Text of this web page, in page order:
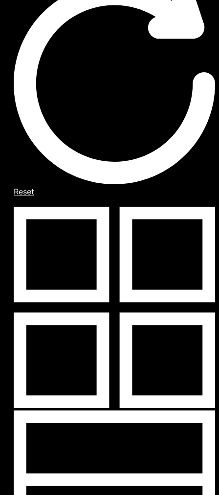
Reset